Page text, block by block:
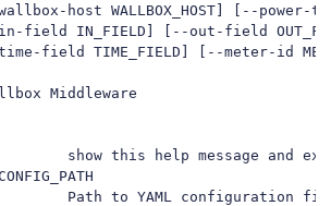
host WALLBOX_HOST] [--power-
field IN_FIELD] [--out-field
field TIME_FIELD] [--meter-id
Middleware
show this help message and
Path to YAML configuration